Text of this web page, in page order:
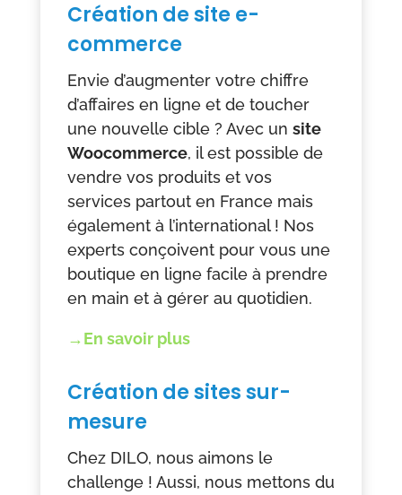
Création de site e-
commerce
Envie d’augmenter votre chiffre
d’affaires en ligne et de toucher
une nouvelle cible ? Avec un site
Woocommerce, il est possible de
vendre vos produits et vos
services partout en France mais
également à l’international ! Nos
experts conçoivent pour vous une
boutique en ligne facile à prendre
en main et à gérer au quotidien.
→En savoir plus
Création de sites sur-
mesure
Chez DILO, nous aimons le
challenge ! Aussi, nous mettons du